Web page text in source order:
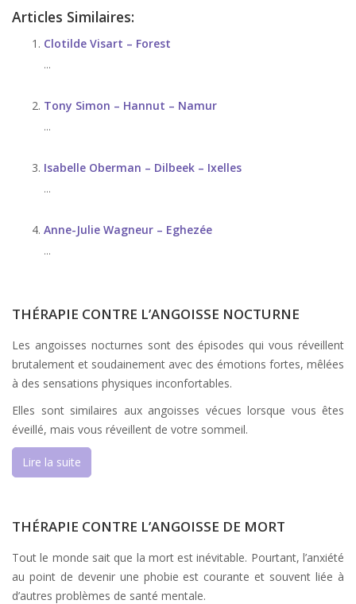
Articles Similaires:
Clotilde Visart – Forest
...
Tony Simon – Hannut – Namur
...
Isabelle Oberman – Dilbeek – Ixelles
...
Anne-Julie Wagneur – Eghezée
...
THÉRAPIE CONTRE L’ANGOISSE NOCTURNE
Les angoisses nocturnes sont des épisodes qui vous réveillent
brutalement et soudainement avec des émotions fortes, mêlées
à des sensations physiques inconfortables.
Elles sont similaires aux angoisses vécues lorsque vous êtes
éveillé, mais vous réveillent de votre sommeil.
Lire la suite
THÉRAPIE CONTRE L’ANGOISSE DE MORT
Tout le monde sait que la mort est inévitable. Pourtant, l’anxiété
au point de devenir une phobie est courante et souvent liée à
d’autres problèmes de santé mentale.